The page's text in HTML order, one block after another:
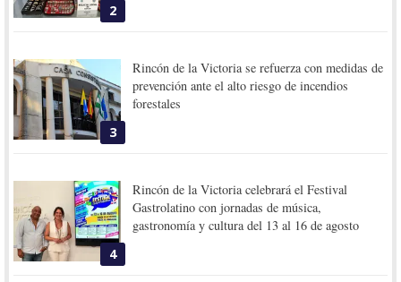
2
3
Rincón de la Victoria se refuerza con medidas de
prevención ante el alto riesgo de incendios
forestales
4
Rincón de la Victoria celebrará el Festival
Gastrolatino con jornadas de música,
gastronomía y cultura del 13 al 16 de agosto